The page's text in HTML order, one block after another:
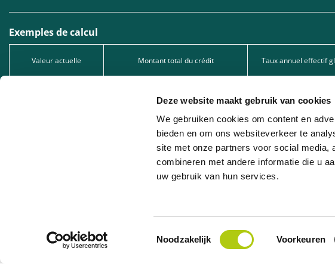
Deze website maakt gebruik van cookies
We gebruiken cookies om content en
bieden en om ons websiteverkeer te
site met onze partners voor social media,
combineren met andere informatie die u
uw gebruik van hun services.
Toestemmingsselectie
Noodzakelijk Voorkeuren
Exemples de calcul
Valeur actuelle Montant total du crédit Taux annuel effectif
2.549,00 € 15,50%
5.049,00 €
Type de crédit : Prêt à tempérament, sous réserve d’acceptation de votre demande par l’une
1005.528.130, immatriculée auprès de la FSMA.
Leasing professionnel : Nous proposons du leasing professionnel en collaboration avec